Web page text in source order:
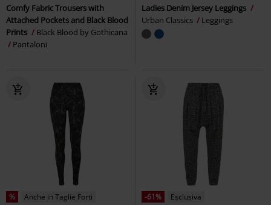
Comfy Fabric Trousers with
Attached Pockets and Black Blood
Prints
Black Blood by Gothicana
Pantaloni
Ladies Denim Jersey Leggings
Urban Classics
Leggings
% Anche in Taglie Forti -61%
Esclusiva